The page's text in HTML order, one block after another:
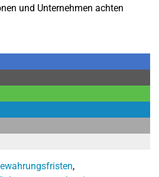
und Unternehmen achten
,